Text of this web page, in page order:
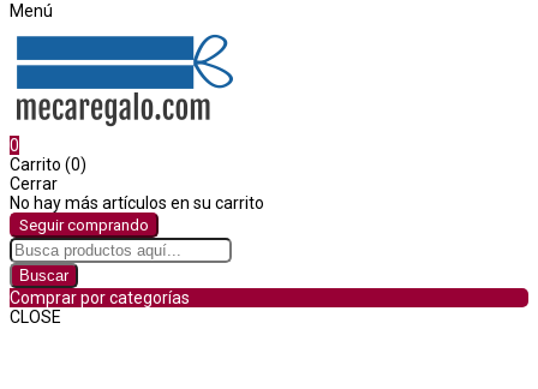
Menú
0
Carrito (0)
Cerrar
No hay más artículos en su carrito
Seguir comprando
Buscar
Comprar por categorías
CLOSE